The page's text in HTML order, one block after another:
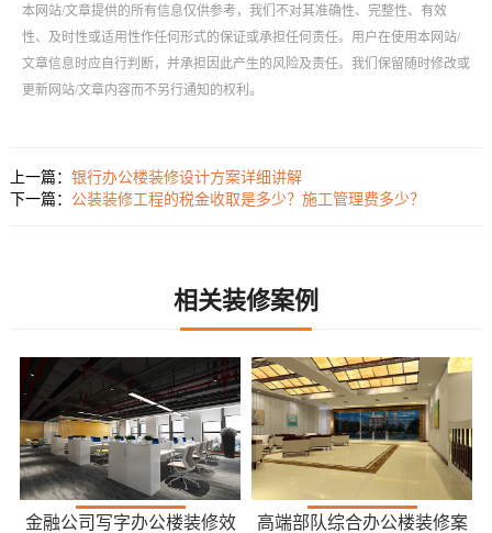
本网站/文章提供的所有信息仅供参考，我们不对其准确性、完整性、有效
性、及时性或适用性作任何形式的保证或承担任何责任。用户在使用本网站/
文章信息时应自行判断，并承担因此产生的风险及责任。我们保留随时修改或
更新网站/文章内容而不另行通知的权利。
上一篇： 银行办公楼装修设计方案详细讲解
下一篇： 公装装修工程的税金收取是多少？施工管理费多少？
相关装修案例
金融公司写字办公楼装修效
高端部队综合办公楼装修案